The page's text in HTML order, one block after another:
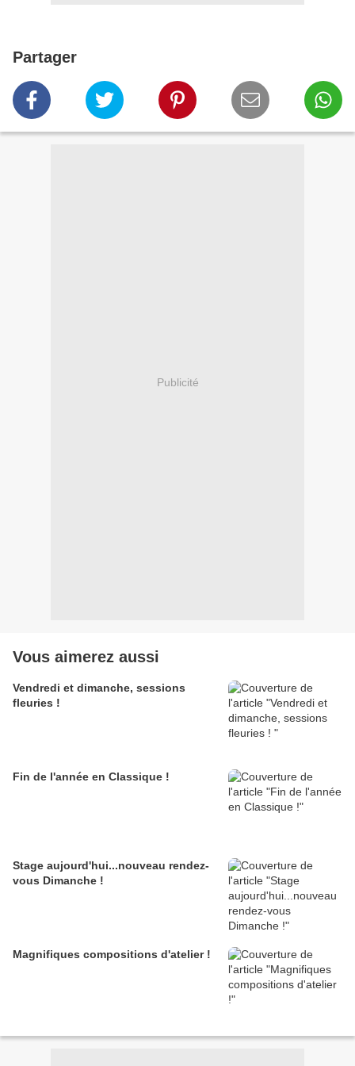
Partager
Publicité
Vous aimerez aussi
Vendredi et dimanche, sessions
fleuries !
Fin de l'année en Classique !
Stage aujourd'hui...nouveau rendez-
vous Dimanche !
Magnifiques compositions d'atelier !